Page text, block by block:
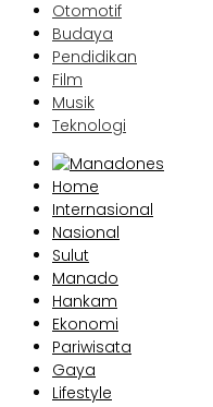
Otomotif
Budaya
Pendidikan
Film
Musik
Teknologi
Home
Internasional
Nasional
Sulut
Manado
Hankam
Ekonomi
Pariwisata
Gaya
Lifestyle